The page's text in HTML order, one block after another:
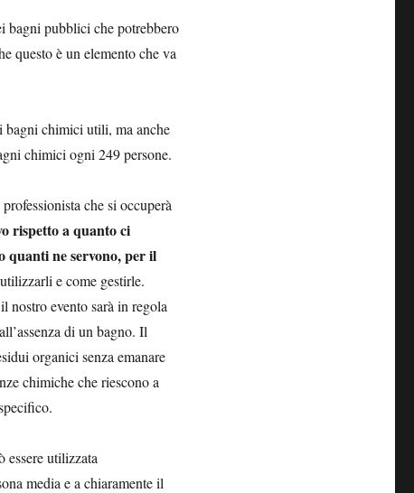
bagni pubblici che potrebbero
questo è un elemento che va
bagni chimici utili, ma anche
chimici ogni 249 persone.
che si occuperà
rispetto a quanto ci
quanti ne servono, per il
e come gestirle.
nostro evento sarà in regola
di un bagno. Il
organici senza emanare
chimiche che riescono a
essere utilizzata
media e a chiaramente il